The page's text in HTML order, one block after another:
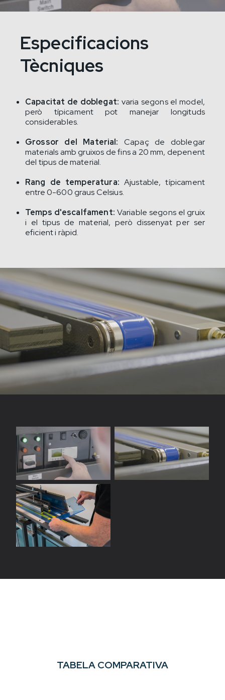
Especificacions
Tècniques
Capacitat de doblegat: varia segons el model,
però típicament pot manejar longituds
considerables.
Grossor del Material: Capaç de doblegar
materials amb gruixos de fins a 20 mm, depenent
del tipus de material.
Rang de temperatura: Ajustable, típicament
entre 0-600 graus Celsius.
Temps d'escalfament: Variable segons el gruix
i el tipus de material, però dissenyat per ser
eficient i ràpid.
TABELA COMPARATIVA